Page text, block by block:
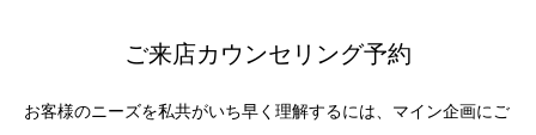
ご来店カウンセリング予約
お客様のニーズを私共がいち早く理解するには、マイン企画にご